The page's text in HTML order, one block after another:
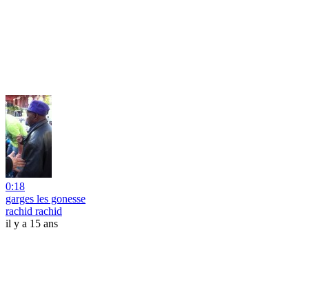
0:18
garges les gonesse
rachid rachid
il y a 15 ans